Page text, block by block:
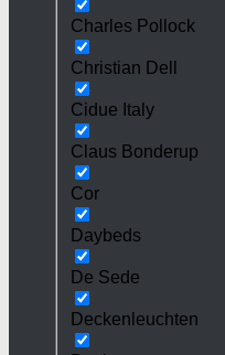
Charles Pollock
Christian Dell
Cidue Italy
Claus Bonderup
Cor
Daybeds
De Sede
Deckenleuchten